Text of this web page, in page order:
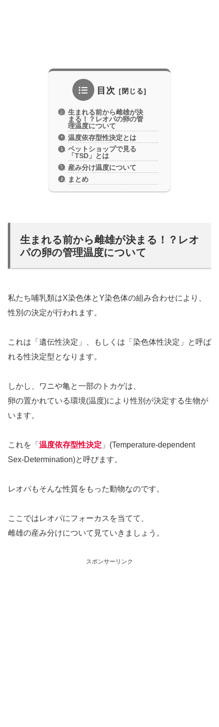
目次
生まれる前から雌雄が決
まる！？レオパの卵の管
理温度について
温度依存型性決定とは
ペットショップで見る
「TSD」とは
産み分け温度について
まとめ
生まれる前から雌雄が決まる！？レオ
パの卵の管理温度について
私たち哺乳類はX染色体とY染色体の組み合わせにより、
性別の決定が行われます。
これは「遺伝性決定」、もしくは「染色体性決定」と呼ば
れる性決定型となります。
しかし、ワニや亀と一部のトカゲは、
卵の置かれている環境(温度)により性別が決定する生物が
います。
これを「 温度依存型性決定 」(Temperature-dependent
Sex-Determination)と呼びます。
レオパもそんな性質をもった動物なのです。
ここではレオパにフォーカスを当てて、
雌雄の産み分けについて見ていきましょう。
スポンサーリンク